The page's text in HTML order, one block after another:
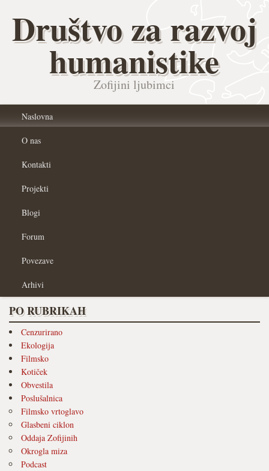
Društvo za razvoj
humanistike
Zofijini ljubimci
Naslovna
O nas
Kontakti
Projekti
Blogi
Forum
Povezave
Arhivi
PO RUBRIKAH
Cenzurirano
Ekologija
Filmsko
Kotiček
Obvestila
Poslušalnica
Filmsko vrtoglavo
Glasbeni ciklon
Oddaja Zofijinih
Okrogla miza
Podcast